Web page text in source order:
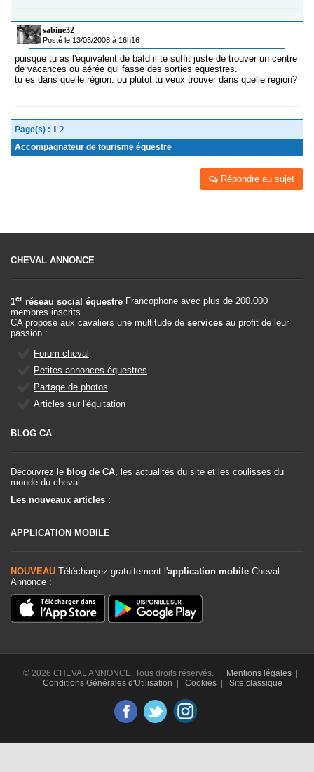
sabine32
Posté le 13/03/2008 à 16h16
puisque tu as l'equivalent de bafd il te suffit juste de trouver un centre
de vacances ou aérée qui fasse des sorties equestres.
tu es dans quelle région. ou plutot tu veux trouver dans quelle region?
Page(s) : 1 2
Accompagnateur de tourisme équestre
Répondre au sujet
CHEVAL ANNONCE
1er réseau social équestre Francophone avec plus de 200.000
membres inscrits.
CA propose aux cavaliers une multitude de services au profit de leur
passion :
Forum cheval
Petites annonces équestres
Partage de photos
Articles sur l'équitation
BLOG CA
Découvrez le blog de CA , les actualités du site et les coulisses du
monde du cheval.
Les nouveaux articles :
APPLICATION MOBILE
NOUVEAU Téléchargez gratuitement l'application mobile Cheval
Annonce :
© 2026 CHEVAL ANNONCE. Tous droits réservés. | Mentions légales|
Conditions Générales d'Utilisation | Cookies| Site classique